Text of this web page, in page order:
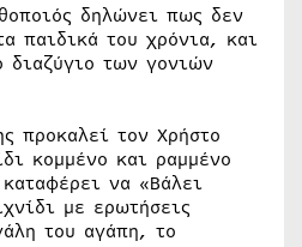
δηλώνει πως δεν
παιδικά του χρόνια, και
διαζύγιο των γονιών
προκαλεί τον Χρήστο
κομμένο και ραμμένο
να «Βάλει
με ερωτήσεις
του αγάπη, το